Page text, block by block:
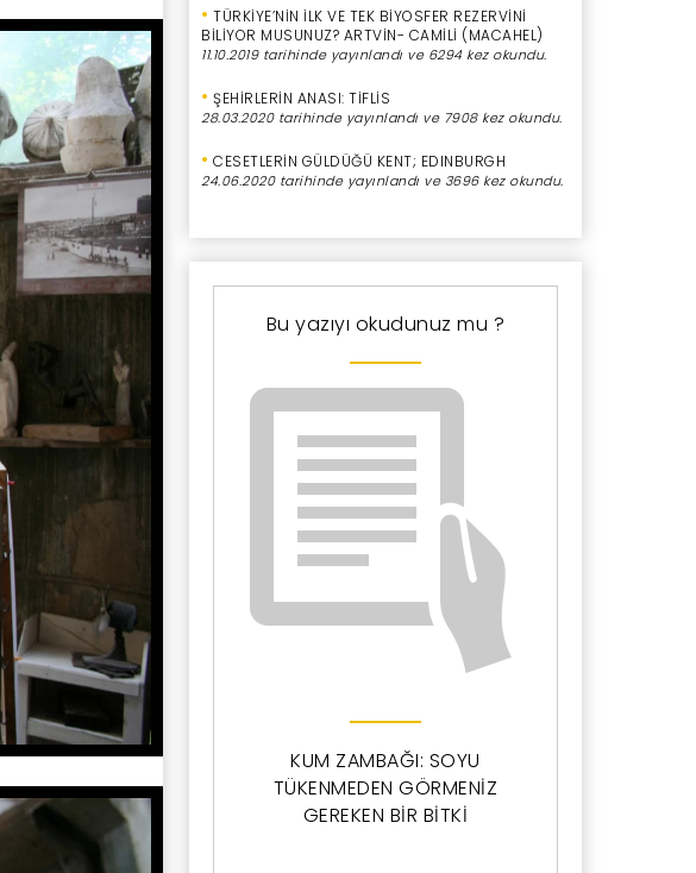
• TÜRKİYE’NİN İLK VE TEK BİYOSFER REZERVİNİ
BİLİYOR MUSUNUZ? ARTVİN- CAMİLİ (MACAHEL)
11.10.2019 tarihinde yayınlandı ve 6294 kez okundu.
• ŞEHİRLERİN ANASI: TİFLİS
28.03.2020 tarihinde yayınlandı ve 7908 kez okundu.
• CESETLERİN GÜLDÜĞÜ KENT; EDINBURGH
24.06.2020 tarihinde yayınlandı ve 3696 kez okundu.
Bu yazıyı okudunuz mu ?
KUM ZAMBAĞI: SOYU
TÜKENMEDEN GÖRMENİZ
GEREKEN BİR BİTKİ